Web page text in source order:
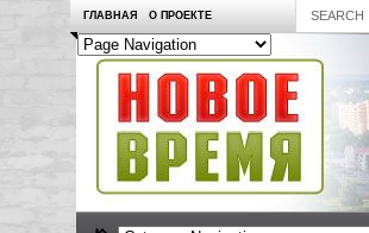
ГЛАВНАЯ О ПРОЕКТЕ